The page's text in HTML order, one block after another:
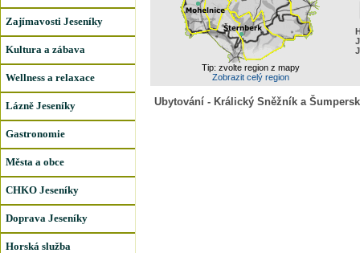
Zajímavosti Jeseníky
Kultura a zábava
Wellness a relaxace
Lázně Jeseníky
Gastronomie
Města a obce
CHKO Jeseníky
Doprava Jeseníky
Horská služba
Tip: zvolte region z mapy
Zobrazit celý region
Ubytování - Králický Sněžník a